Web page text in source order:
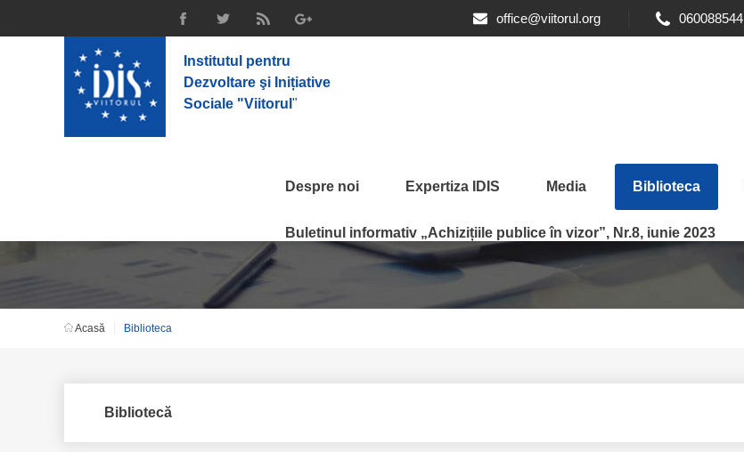
office@viitorul.org 060088544
Institutul pentru
Dezvoltare şi Inițiative
Sociale "Viitorul "
Despre noi Expertiza IDIS Media Biblioteca
Buletinul informativ „Achizițiile publice în vizor”, Nr.8, iunie 2023
Acasă Biblioteca
Bibliotecă